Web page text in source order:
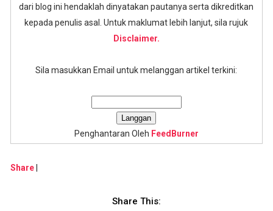
dari blog ini hendaklah dinyatakan pautanya serta dikreditkan
kepada penulis asal. Untuk maklumat lebih lanjut, sila rujuk
Disclaimer.
Sila masukkan Email untuk melanggan artikel terkini:
Penghantaran Oleh FeedBurner
Share
Share This: